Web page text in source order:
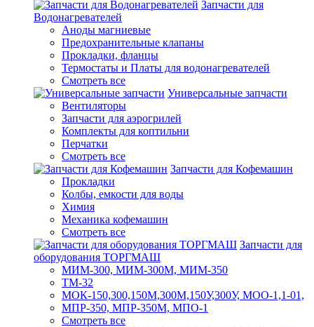
Запчасти для
Водонагревателей
Аноды магниевые
Предохранительные клапаны
Прокладки, фланцы
Термостаты и Платы для водонагревателей
Смотреть все
Универсальные запчасти
Вентиляторы
Запчасти для аэрогрилей
Комплекты для коптильни
Перчатки
Смотреть все
Запчасти для Кофемашин
Прокладки
Колбы, емкости для воды
Химия
Механика кофемашин
Смотреть все
Запчасти для
оборудования ТОРГМАШ
МИМ-300, МИМ-300М, МИМ-350
ТМ-32
МОК-150,300,150М,300М,150У,300У, МОО-1,1-01,
МПР-350, МПР-350М, МПО-1
Смотреть все